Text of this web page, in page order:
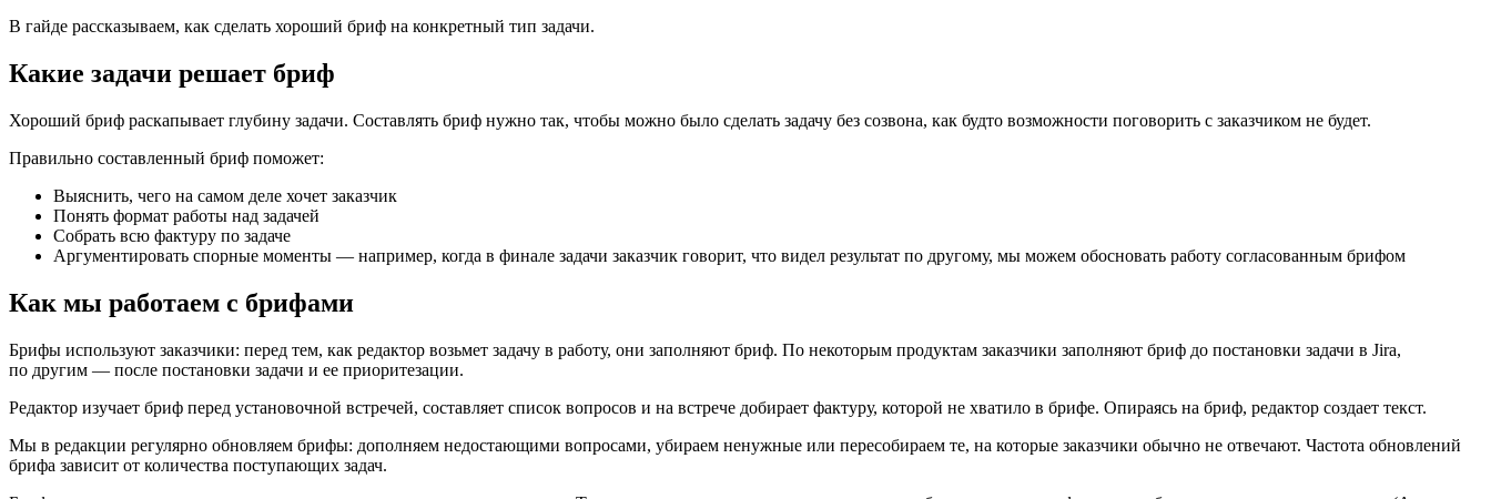
В гайде рассказываем, как сделать хороший бриф на конкретный тип задачи.
Какие задачи решает бриф
Хороший бриф раскапывает глубину задачи. Составлять бриф нужно так, чтобы можно было сделать задачу без созвона, как будто возможности поговорить с заказчиком не будет.
Правильно составленный бриф поможет:
Выяснить, чего на самом деле хочет заказчик
Понять формат работы над задачей
Собрать всю фактуру по задаче
Аргументировать спорные моменты — например, когда в финале задачи заказчик говорит, что видел результат по другому, мы можем обосновать работу согласованным брифом
Как мы работаем с брифами
Брифы используют заказчики: перед тем, как редактор возьмет задачу в работу, они заполняют бриф. По некоторым продуктам заказчики заполняют бриф до постановки задачи в Jira,
по другим — после постановки задачи и ее приоритезации.
Редактор изучает бриф перед установочной встречей, составляет список вопросов и на встрече добирает фактуру, которой не хватило в брифе. Опираясь на бриф, редактор создает текст.
Мы в редакции регулярно обновляем брифы: дополняем недостающими вопросами, убираем ненужные или пересобираем те, на которые заказчики обычно не отвечают. Частота обновлений
брифа зависит от количества поступающих задач.